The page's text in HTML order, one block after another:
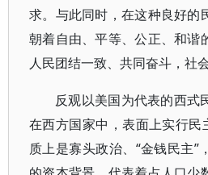
求。与此同时，在这种良好的
朝着自由、平等、公正、和谐
人民团结一致、共同奋斗，社
反观以美国为代表的西式
在西方国家中，表面上实行民
质上是寡头政治、“金钱民主”